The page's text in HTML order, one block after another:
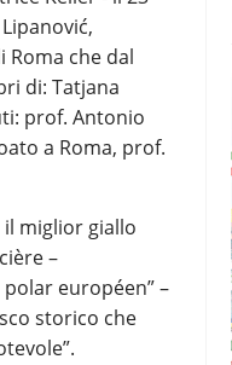
Roma che dal
di: Tatjana
prof. Antonio
a Roma, prof.
il miglior giallo
–
européen” –
storico che